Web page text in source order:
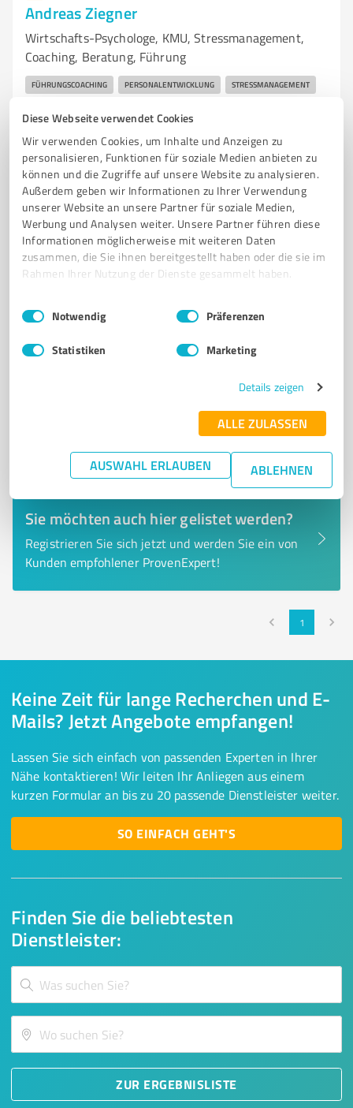
Diese Webseite verwendet Cookies
Wir verwenden Cookies, um Inhalte und Anzeigen zu
personalisieren, Funktionen für soziale Medien anbieten zu
können und die Zugriffe auf unsere Website zu analysieren.
Außerdem geben wir Informationen zu Ihrer Verwendung
unserer Website an unsere Partner für soziale Medien,
Werbung und Analysen weiter. Unsere Partner führen diese
Informationen möglicherweise mit weiteren Daten
zusammen, die Sie ihnen bereitgestellt haben oder die sie im
Rahmen Ihrer Nutzung der Dienste gesammelt haben.
Impressum Datenschutzbestimmungen
Einwilligungsauswahl
Notwendig Präferenzen
Statistiken Marketing
Details zeigen
ALLE ZULASSEN
AUSWAHL ERLAUBEN ABLEHNEN
Andreas Ziegner
Wirtschafts-Psychologe, KMU, Stressmanagement,
Coaching, Beratung, Führung
FÜHRUNGSCOACHING PERSONALENTWICKLUNG STRESSMANAGEMENT
BETRIEBLICHES GESUNDHEITSMANAGEMENT MITARBEITERBERATUNG
EMPLOYEE ASSISTANCE PROGRAM SCHWÄBISCH HALL
WIRTSCHAFTS PSYCHOLOGE
Stauffenbergstraße 35, 74523 Schwäbisch Hall
kontakt@andreas-ziegner.de www.andreas-ziegner.de/
Nicht bewertet
Sie möchten auch hier gelistet werden?
Registrieren Sie sich jetzt und werden Sie ein von
Kunden empfohlener ProvenExpert!
1
Finden Sie die beliebtesten
Dienstleister:
ZUR ERGEBNISLISTE
Keine Zeit für lange Recherchen und E-
Mails? Jetzt Angebote empfangen!
Lassen Sie sich einfach von passenden Experten in Ihrer
Nähe kontaktieren! Wir leiten Ihr Anliegen aus einem
kurzen Formular an bis zu 20 passende Dienstleister weiter.
SO EINFACH GEHT'S